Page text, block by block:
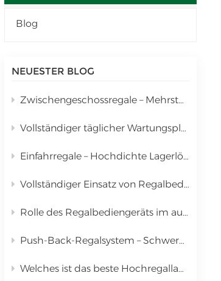
français
العربية
português
中文
русский
Blog
NEUESTER BLOG
Zwischengeschossregale – Mehrstufige vertikale Lagerlösung
Vollständiger täglicher Wartungsplan für das automatisierte Lager- und Kommissioniersystem (Regalstapler)
Einfahrregale – Hochdichte Lagerlösung für Palettenware
Vollständiger Einsatz von Regalbediengeräten in automatisierten Lager- und Kommissioniersystemen (AS/RS)
Rolle des Regalbediengeräts im automatisierten Lager- und Kommissioniersystem (AS/RS) & Vollständige Kostenanalyse
Push-Back-Regalsystem – Schwerkraftwagen-Lagerlösung mit hoher Dichte
Welches ist das beste Hochregallager für Palettenware? | Kingmore Drive-In-Regale